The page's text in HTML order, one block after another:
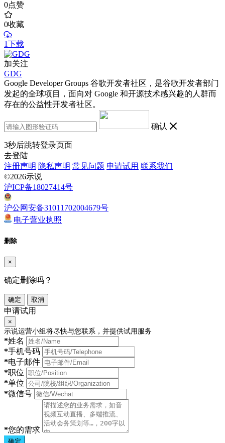
0点赞
0收藏
1下载
加关注
GDG
Google Developer Groups 谷歌开发者社区，是谷歌开发者部门
发起的全球项目，面向对 Google 和开源技术感兴趣的人群而
存在的公益性开发者社区。
确认
3秒后跳转登录页面
去登陆
注册声明 隐私声明 常见问题 申请试用 联系我们
©2026示说
沪ICP备18027414号
沪公网安备31011702004679号
电子营业执照
删除
×
确定删除吗？
确定 取消
申请试用
×
示说运营小组将尽快与您联系，并提供试用服务
*姓名
*手机号码
*电子邮件
*职位
*单位
*微信号
*您的需求
确定